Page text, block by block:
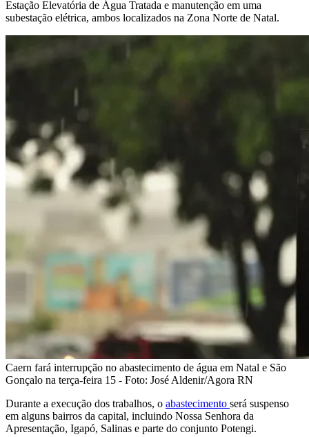
Estação Elevatória de Água Tratada e manutenção em uma
subestação elétrica, ambos localizados na Zona Norte de Natal.
Caern fará interrupção no abastecimento de água em Natal e São
Gonçalo na terça-feira 15 - Foto: José Aldenir/Agora RN
Durante a execução dos trabalhos, o abastecimento será suspenso
em alguns bairros da capital, incluindo Nossa Senhora da
Apresentação, Igapó, Salinas e parte do conjunto Potengi.